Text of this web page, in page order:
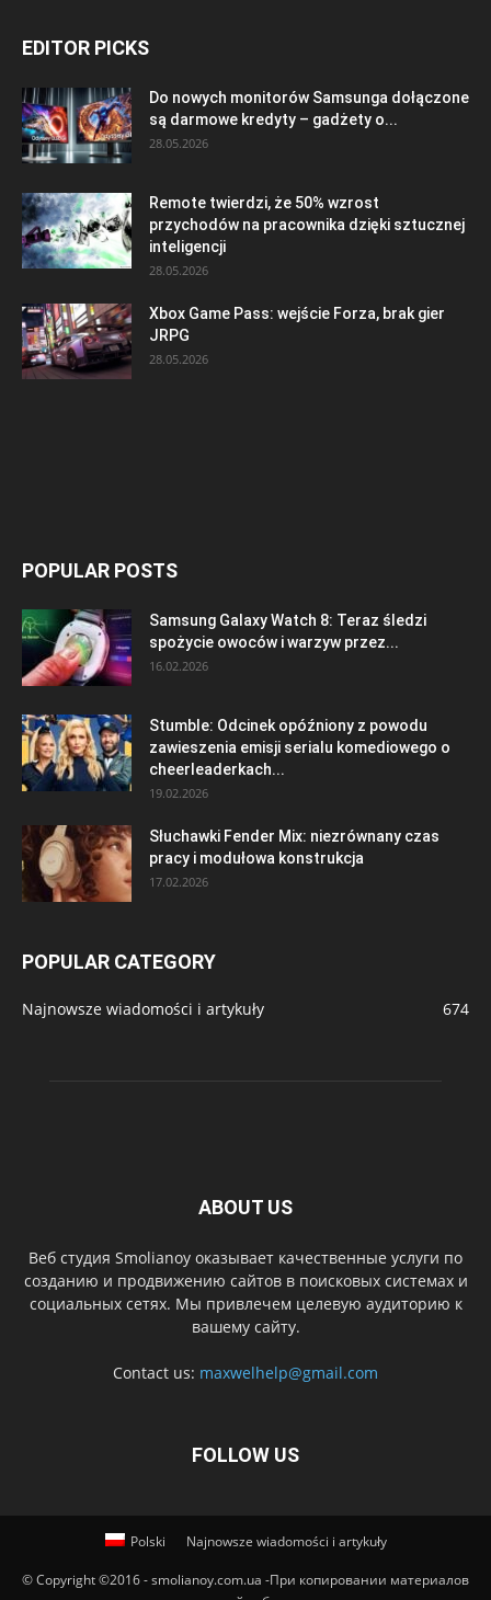
EDITOR PICKS
Do nowych monitorów Samsunga dołączone
są darmowe kredyty – gadżety o...
28.05.2026
Remote twierdzi, że 50% wzrost
przychodów na pracownika dzięki sztucznej
inteligencji
28.05.2026
Xbox Game Pass: wejście Forza, brak gier
JRPG
28.05.2026
POPULAR POSTS
Samsung Galaxy Watch 8: Teraz śledzi
spożycie owoców i warzyw przez...
16.02.2026
Stumble: Odcinek opóźniony z powodu
zawieszenia emisji serialu komediowego o
cheerleaderkach...
19.02.2026
Słuchawki Fender Mix: niezrównany czas
pracy i modułowa konstrukcja
17.02.2026
POPULAR CATEGORY
Najnowsze wiadomości i artykuły 674
ABOUT US
Веб студия Smolianoy оказывает качественные услуги по
созданию и продвижению сайтов в поисковых системах и
социальных сетях. Мы привлечем целевую аудиторию к
вашему сайту.
Contact us: maxwelhelp@gmail.com
FOLLOW US
Polski Najnowsze wiadomości i artykuły
© Copyright ©2016 - smolianoy.com.ua -При копировании материалов